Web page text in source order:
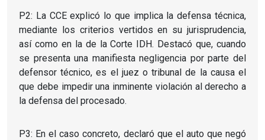
P2: La CCE explicó lo que implica la defensa técnica,
mediante los criterios vertidos en su jurisprudencia,
así como en la de la Corte IDH. Destacó que, cuando
se presenta una manifiesta negligencia por parte del
defensor técnico, es el juez o tribunal de la causa el
que debe impedir una inminente violación al derecho a
la defensa del procesado.
P3: En el caso concreto, declaró que el auto que negó